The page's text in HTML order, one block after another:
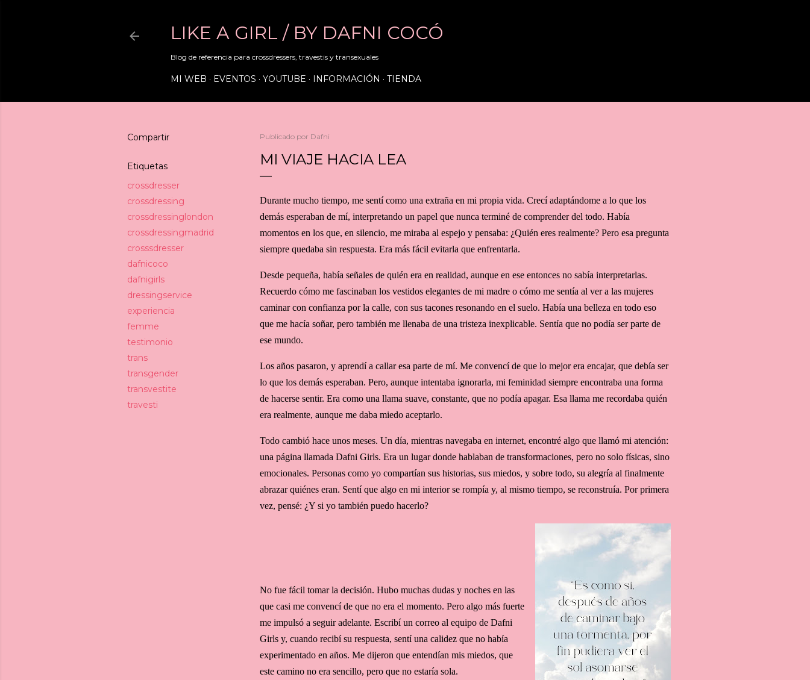
LIKE A GIRL / BY DAFNI COCÓ
Blog de referencia para crossdressers, travestis y transexuales
MI WEB EVENTOS YOUTUBE INFORMACIÓN TIENDA
Compartir
Etiquetas
crossdresser
crossdressing
crossdressinglondon
crossdressingmadrid
crosssdresser
dafnicoco
dafnigirls
dressingservice
experiencia
femme
testimonio
trans
transgender
transvestite
travesti
Publicado por Dafni
MI VIAJE HACIA LEA
Durante mucho tiempo, me sentí como una extraña en mi propia vida. Crecí adaptándome a lo que los
demás esperaban de mí, interpretando un papel que nunca terminé de comprender del todo. Había
momentos en los que, en silencio, me miraba al espejo y pensaba: ¿Quién eres realmente? Pero esa pregunta
siempre quedaba sin respuesta. Era más fácil evitarla que enfrentarla.
Desde pequeña, había señales de quién era en realidad, aunque en ese entonces no sabía interpretarlas.
Recuerdo cómo me fascinaban los vestidos elegantes de mi madre o cómo me sentía al ver a las mujeres
caminar con confianza por la calle, con sus tacones resonando en el suelo. Había una belleza en todo eso
que me hacía soñar, pero también me llenaba de una tristeza inexplicable. Sentía que no podía ser parte de
ese mundo.
Los años pasaron, y aprendí a callar esa parte de mí. Me convencí de que lo mejor era encajar, que debía ser
lo que los demás esperaban. Pero, aunque intentaba ignorarla, mi feminidad siempre encontraba una forma
de hacerse sentir. Era como una llama suave, constante, que no podía apagar. Esa llama me recordaba quién
era realmente, aunque me daba miedo aceptarlo.
Todo cambió hace unos meses. Un día, mientras navegaba en internet, encontré algo que llamó mi atención:
una página llamada Dafni Girls. Era un lugar donde hablaban de transformaciones, pero no solo físicas, sino
emocionales. Personas como yo compartían sus historias, sus miedos, y sobre todo, su alegría al finalmente
abrazar quiénes eran. Sentí que algo en mi interior se rompía y, al mismo tiempo, se reconstruía. Por primera
vez, pensé: ¿Y si yo también puedo hacerlo?
No fue fácil tomar la decisión. Hubo muchas dudas y noches en las
que casi me convencí de que no era el momento. Pero algo más fuerte
me impulsó a seguir adelante. Escribí un correo al equipo de Dafni
Girls y, cuando recibí su respuesta, sentí una calidez que no había
experimentado en años. Me dijeron que entendían mis miedos, que
este camino no era sencillo, pero que no estaría sola.